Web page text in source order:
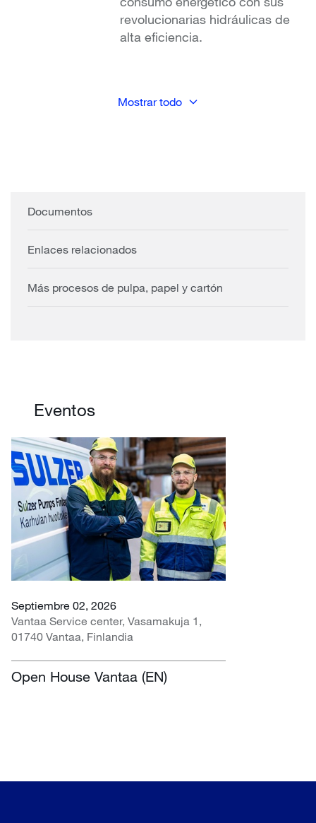
revolucionarias hidráulicas de
alta eficiencia.
Mostrar todo
Documentos
Enlaces relacionados
Más procesos de pulpa, papel y cartón
Eventos
Septiembre 02, 2026
Vantaa Service center, Vasamakuja 1,
01740 Vantaa, Finlandia
Open House Vantaa (EN)